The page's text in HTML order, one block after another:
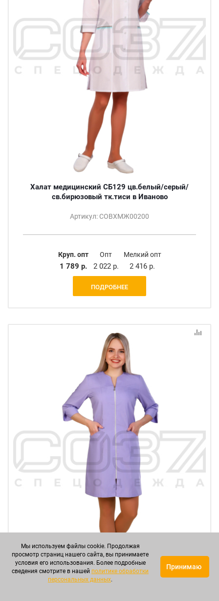
Халат медицинский СБ129 цв.белый/серый/
св.бирюзовый тк.тиси в Иваново
Артикул: СОВХМЖ00200
Круп. опт
1 789 р.
Опт
2 022 р.
Мелкий опт
2 416 р.
ПОДРОБНЕЕ
Мы используем файлы cookie. Продолжая
просмотр страниц нашего сайта, вы принимаете
условия его использования. Более подробные
сведения смотрите в нашей политике обработки
персональных данных.
Принимаю